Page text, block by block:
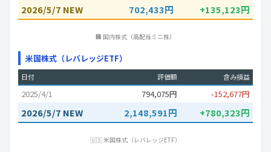
2026/5/7 NEW 702,433円 +135,123円
🏢 国内株式（高配当ミニ株）
米国株式（レバレッジETF）
日付 評価額 含み損益
2025/4/1 794,075円 -152,677円
2026/5/7 NEW 2,148,591円 +780,323円
🇺🇸 米国株式（レバレッジETF）